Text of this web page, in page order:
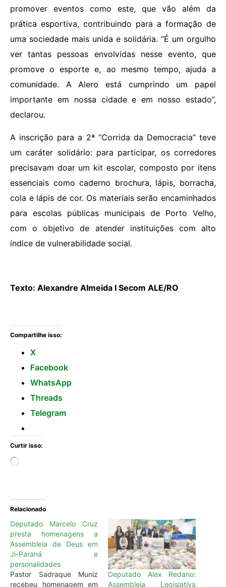
promover eventos como este, que vão além da
prática esportiva, contribuindo para a formação de
uma sociedade mais unida e solidária. “É um orgulho
ver tantas pessoas envolvidas nesse evento, que
promove o esporte e, ao mesmo tempo, ajuda a
comunidade. A Alero está cumprindo um papel
importante em nossa cidade e em nosso estado”,
declarou.
A inscrição para a 2ª “Corrida da Democracia” teve
um caráter solidário: para participar, os corredores
precisavam doar um kit escolar, composto por itens
essenciais como caderno brochura, lápis, borracha,
cola e lápis de cor. Os materiais serão encaminhados
para escolas públicas municipais de Porto Velho,
com o objetivo de atender instituições com alto
índice de vulnerabilidade social.
Texto: Alexandre Almeida I Secom ALE/RO
Compartilhe isso:
X
Facebook
WhatsApp
Threads
Telegram
Curtir isso:
Relacionado
Deputado Marcelo Cruz
presta homenagens a
Assembleia de Deus em
Ji-Paraná e
personalidades
Pastor Sadraque Muniz
recebeu homenagem em
Deputado Alex Redano:
Assembleia Legislativa